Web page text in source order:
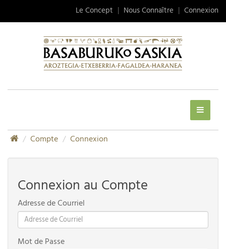
Le Concept Nous Connaître Connexion
Compte Connexion
Connexion au Compte
Adresse de Courriel
Mot de Passe